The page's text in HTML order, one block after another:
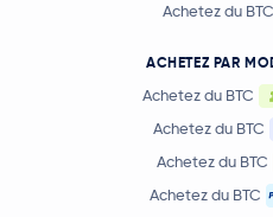
Achetez du BTC
ACHETEZ PAR
Achetez du BTC
Achetez du BTC
Achetez du BTC
Achetez du BTC